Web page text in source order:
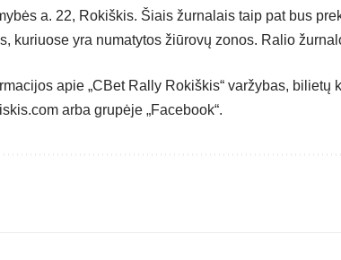
a. 22, Rokiškis. Šiais žurnalais taip pat bus
kuriuose yra numatytos žiūrovų zonos. Ralio
apie „CBet Rally Rokiškis“ varžybas, bilietų
arba grupėje „Facebook“.